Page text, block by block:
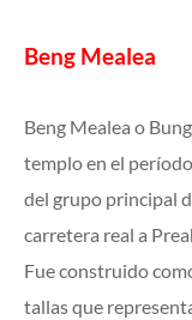
Beng Mealea
Beng Mealea o
templo en el
del grupo principal
carretera real a
Fue construido
tallas que